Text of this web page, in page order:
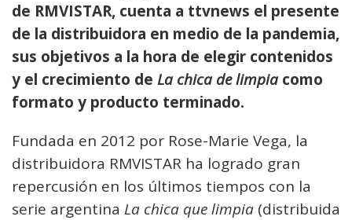
de RMVISTAR, cuenta a ttvnews el presente
de la distribuidora en medio de la pandemia,
sus objetivos a la hora de elegir contenidos
y el crecimiento de La chica de limpiacomo
formato y producto terminado.
Fundada en 2012 por Rose-Marie Vega, la
distribuidora RMVISTAR ha logrado gran
repercusión en los últimos tiempos con la
serie argentina La chica que limpia (distribuida